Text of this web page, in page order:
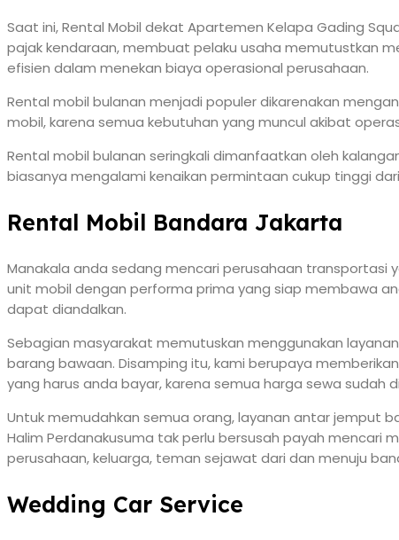
Saat ini, Rental Mobil dekat Apartemen Kelapa Gading
pajak kendaraan, membuat pelaku usaha memutustkan
efisien dalam menekan biaya operasional perusahaan.
Rental mobil bulanan menjadi populer dikarenakan
mobil, karena semua kebutuhan yang muncul akibat
Rental mobil bulanan seringkali dimanfaatkan oleh
biasanya mengalami kenaikan permintaan cukup tinggi
Rental Mobil Bandara Jakarta
Manakala anda sedang mencari perusahaan transportasi
unit mobil dengan performa prima yang siap membawa
dapat diandalkan.
Sebagian masyarakat memutuskan menggunakan
barang bawaan. Disamping itu, kami berupaya
yang harus anda bayar, karena semua harga sewa
Untuk memudahkan semua orang, layanan antar jemput
Halim Perdanakusuma tak perlu bersusah payah mencari
perusahaan, keluarga, teman sejawat dari dan menuju
Wedding Car Service